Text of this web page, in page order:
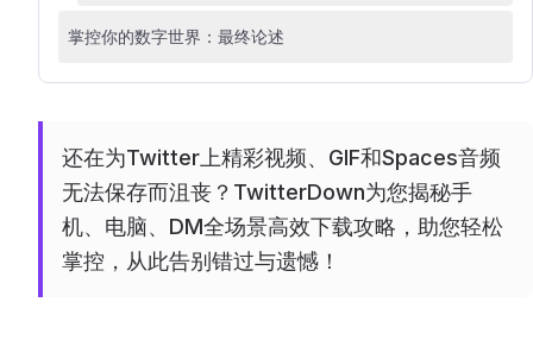
掌控你的数字世界：最终论述
还在为Twitter上精彩视频、GIF和Spaces音频
无法保存而沮丧？TwitterDown为您揭秘手
机、电脑、DM全场景高效下载攻略，助您轻松
掌控，从此告别错过与遗憾！